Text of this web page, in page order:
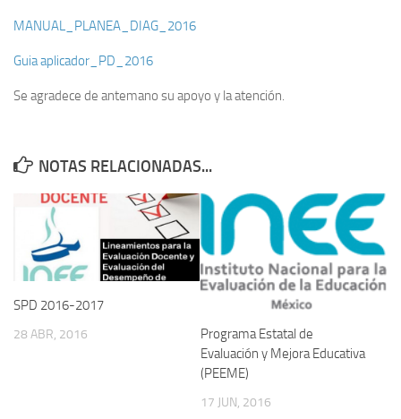
MANUAL_PLANEA_DIAG_2016
Guia aplicador_PD_2016
Se agradece de antemano su apoyo y la atención.
NOTAS RELACIONADAS...
SPD 2016-2017
28 ABR, 2016
Programa Estatal de
Evaluación y Mejora Educativa
(PEEME)
17 JUN, 2016